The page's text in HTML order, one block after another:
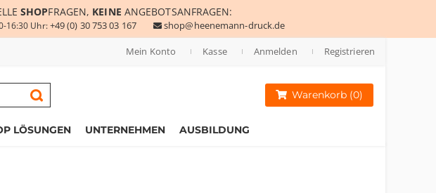
SHOPFRAGEN, KEINE ANGEBOTSANFRAGEN:
16:30 Uhr:+49 (0) 30 753 03 167 shop@heenemann-druck.de
Mein Konto Kasse Anmelden Registrieren
Warenkorb (0)
LÖSUNGEN UNTERNEHMEN AUSBILDUNG